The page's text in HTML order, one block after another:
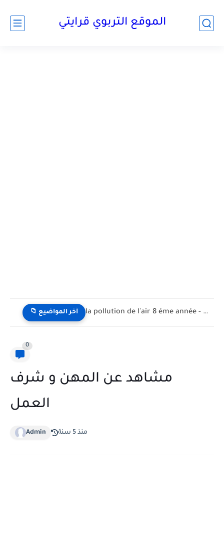
الموقع التربوي قرايتي
📁 آخر المواضيع la pollution de l'air 8 éme année - تلوث الهواء...
0
مشاهد عن المهن و شرف
العمل
Admin منذ 5 سنة